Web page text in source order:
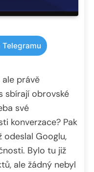
Telegramu
právě
sbírají obrovské
své
konverzace? Pak
odeslal Googlu,
Bylo tu již
ale žádný nebyl